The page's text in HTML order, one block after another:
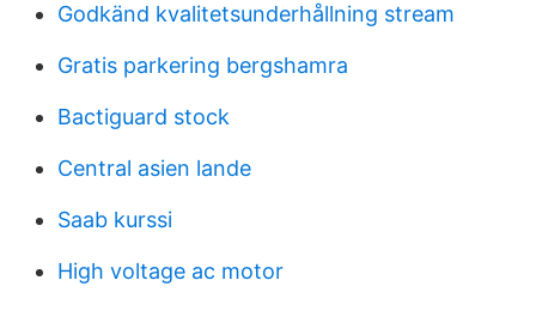
Godkänd kvalitetsunderhållning stream
Gratis parkering bergshamra
Bactiguard stock
Central asien lande
Saab kurssi
High voltage ac motor